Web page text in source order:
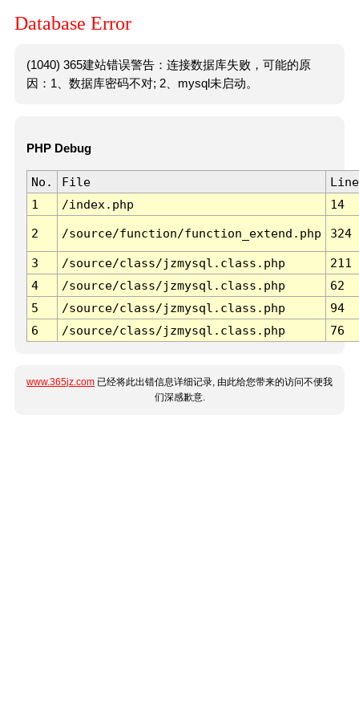
Database Error
(1040) 365建站错误警告：连接数据库失败，可能的原
因：1、数据库密码不对; 2、mysql未启动。
PHP Debug
No. File
Line
1
/index.php 14
2 /source/function/function_extend.php 324
3 /source/class/jzmysql.class.php
211
4
/source/class/jzmysql.class.php
62
5
/source/class/jzmysql.class.php
94
6
/source/class/jzmysql.class.php 76
www.365jz.com 已经将此出错信息详细记录, 由此给您带来的访问不便我
们深感歉意.